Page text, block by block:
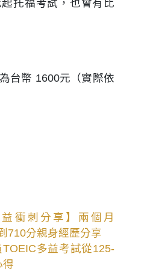
托福考試，也會有比
台幣 1600元（實際依
衝刺分享】兩個月
710分親身經歷分享
多益考試從125-
得